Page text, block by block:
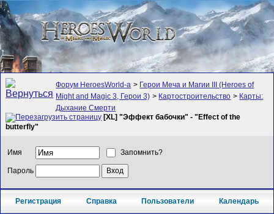
Форум HeroesWorld-а > Герои Меча и Магии III (Heroes of
Might and Magic 3, Герои 3) > Картостроительство > Карты:
Дыхание Смерти
[XL] "Эффект бабочки" - "Effect of the
butterfly"
Имя Запомнить?
Пароль
Регистрация Справка Пользователи Календарь